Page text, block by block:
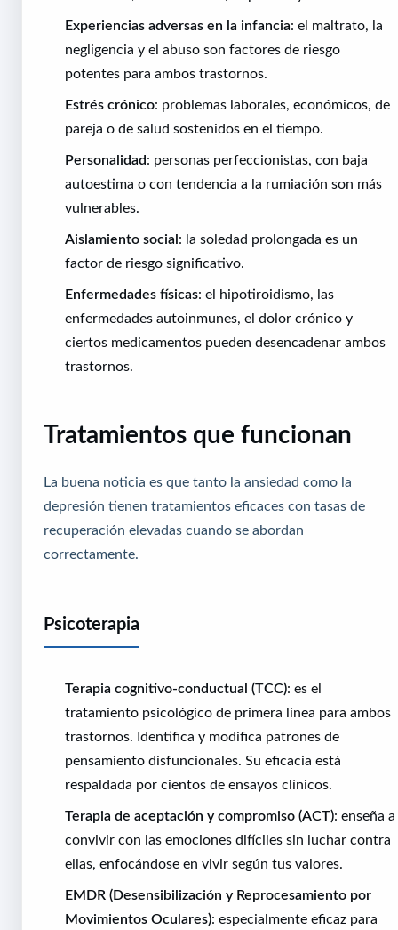
Experiencias adversas en la infancia: el maltrato, la
negligencia y el abuso son factores de riesgo
potentes para ambos trastornos.
Estrés crónico: problemas laborales, económicos, de
pareja o de salud sostenidos en el tiempo.
Personalidad: personas perfeccionistas, con baja
autoestima o con tendencia a la rumiación son más
vulnerables.
Aislamiento social: la soledad prolongada es un
factor de riesgo significativo.
Enfermedades físicas: el hipotiroidismo, las
enfermedades autoinmunes, el dolor crónico y
ciertos medicamentos pueden desencadenar ambos
trastornos.
Tratamientos que funcionan
La buena noticia es que tanto la ansiedad como la
depresión tienen tratamientos eficaces con tasas de
recuperación elevadas cuando se abordan
correctamente.
Psicoterapia
Terapia cognitivo-conductual (TCC): es el
tratamiento psicológico de primera línea para ambos
trastornos. Identifica y modifica patrones de
pensamiento disfuncionales. Su eficacia está
respaldada por cientos de ensayos clínicos.
Terapia de aceptación y compromiso (ACT): enseña a
convivir con las emociones difíciles sin luchar contra
ellas, enfocándose en vivir según tus valores.
EMDR (Desensibilización y Reprocesamiento por
Movimientos Oculares): especialmente eficaz para